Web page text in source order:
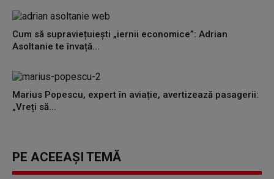
Cum să supraviețuiești „iernii economice”: Adrian
Asoltanie te învață...
Marius Popescu, expert în aviație, avertizează pasagerii:
„Vreți să...
PE ACEEAȘI TEMĂ